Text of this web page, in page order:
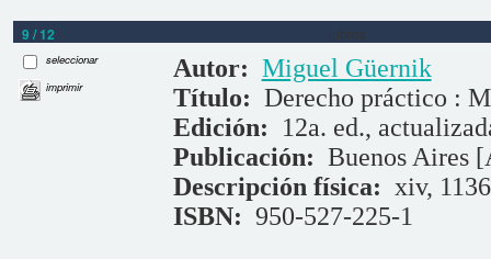
9 / 12 Libros
seleccionar
imprimir
Autor: Miguel Güernik
Título: Derecho práctico :
Edición: 12a. ed.,
Publicación: Buenos Aires
Descripción física: xiv,
ISBN: 950-527-225-1